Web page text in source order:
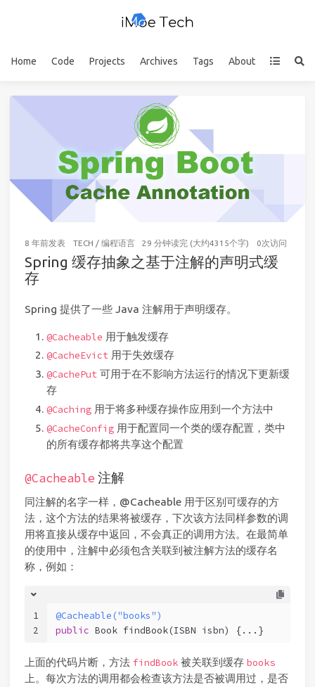
Home Code Projects Archives Tags About
8 年前发表 TECH / 编程语言 29 分钟读完 (大约4315个字) 0次访问
Spring 缓存抽象之基于注解的声明式缓
存
Spring 提供了一些 Java 注解用于声明缓存。
@Cacheable 用于触发缓存
@CacheEvict用于失效缓存
@CachePut可用于在不影响方法运行的情况下更新缓
存
@Caching用于将多种缓存操作应用到一个方法中
@CacheConfig用于配置同一个类的缓存配置，类中
的所有缓存都将共享这个配置
@Cacheable 注解
同注解的名字一样，@Cacheable 用于区别可缓存的方
法，这个方法的结果将被缓存，下次该方法同样参数的调
用将直接从缓存中返回，不会真正的调用方法。在最简单
的使用中，注解中必须包含关联到被注解方法的缓存名
称，例如：
1
2
@Cacheable("books")
public Book findBook(ISBN isbn) {...}
上面的代码片断，方法 findBook 被关联到缓存 books
上。每次方法的调用都会检查该方法是否被调用过，是否